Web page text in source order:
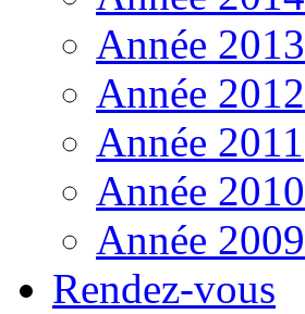
Année 2013
Année 2012
Année 2011
Année 2010
Année 2009
Rendez-vous